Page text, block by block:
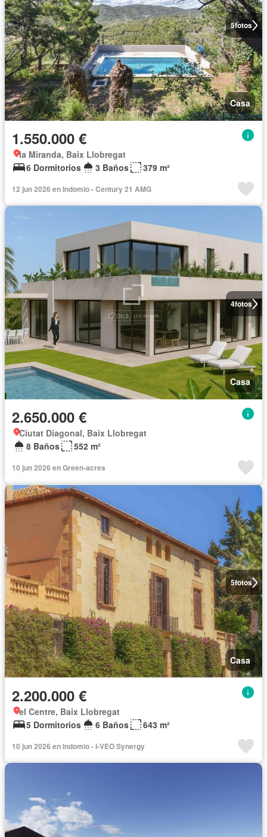
5fotos
Casa
1.550.000 €
la Miranda, Baix Llobregat
6 Dormitorios
3 Baños 379 m²
12 jun 2026 en Indomio - Century 21 AMG
4fotos
Casa
2.650.000 €
Ciutat Diagonal, Baix Llobregat
8 Baños
552 m²
10 jun 2026 en Green-acres
5fotos
Casa
2.200.000 €
el Centre, Baix Llobregat
5 Dormitorios
6 Baños 643 m²
10 jun 2026 en Indomio - I-VEO Synergy